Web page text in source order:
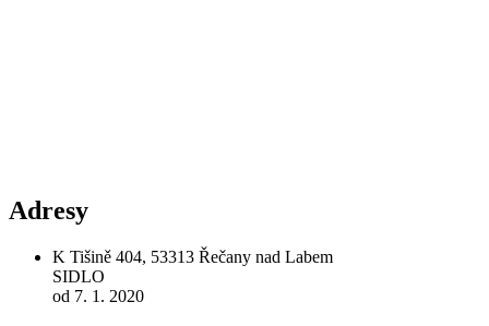
Adresy
K Tišině 404, 53313 Řečany nad Labem
SIDLO
od 7. 1. 2020